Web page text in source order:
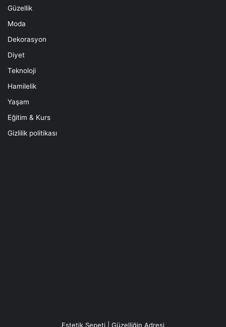
Güzellik
Moda
Dekorasyon
Diyet
Teknoloji
Hamilelik
Yaşam
Eğitim & Kurs
Gizlilik politikası
Estetik Sepeti | Güzelliğin Adresi